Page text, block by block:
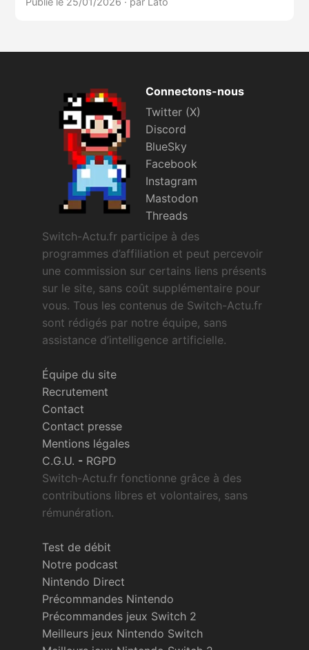
Connectons-nous
Twitter (X)
Discord
BlueSky
Facebook
Instagram
Mastodon
Threads
Switch-Actu.fr participe à des
programmes d’affiliation et peut percevoir
une commission sur certains liens présents
sur le site, sans coût supplémentaire pour
vous. Tous les contenus de Switch-Actu.fr
sont rédigés par notre équipe, sans
assistance d’intelligence artificielle.
Équipe du site
Recrutement
Contact
Contact presse
Mentions légales
C.G.U. - RGPD
Switch-Actu.fr fonctionne grâce à des
contributions libres et volontaires, sans
rémunération.
Test de débit
Notre podcast
Nintendo Direct
Précommandes Nintendo
Précommandes jeux Switch 2
Meilleurs jeux Nintendo Switch